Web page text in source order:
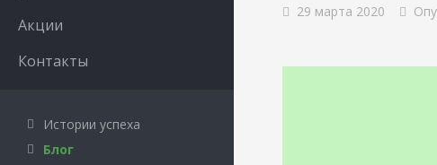
29 марта 2020
Акции
Контакты
Истории успеха
Блог